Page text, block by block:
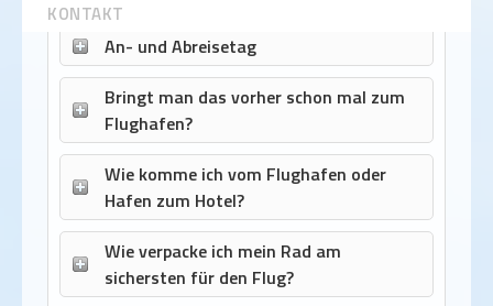
KONTAKT
An- und Abreisetag
Bringt man das vorher schon mal zum
Flughafen?
Wie komme ich vom Flughafen oder
Hafen zum Hotel?
Wie verpacke ich mein Rad am
sichersten für den Flug?